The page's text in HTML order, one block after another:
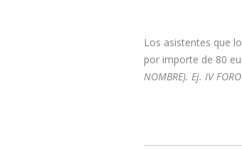
Los asistentes que
por importe de 80
NOMBRE). Ej. IV